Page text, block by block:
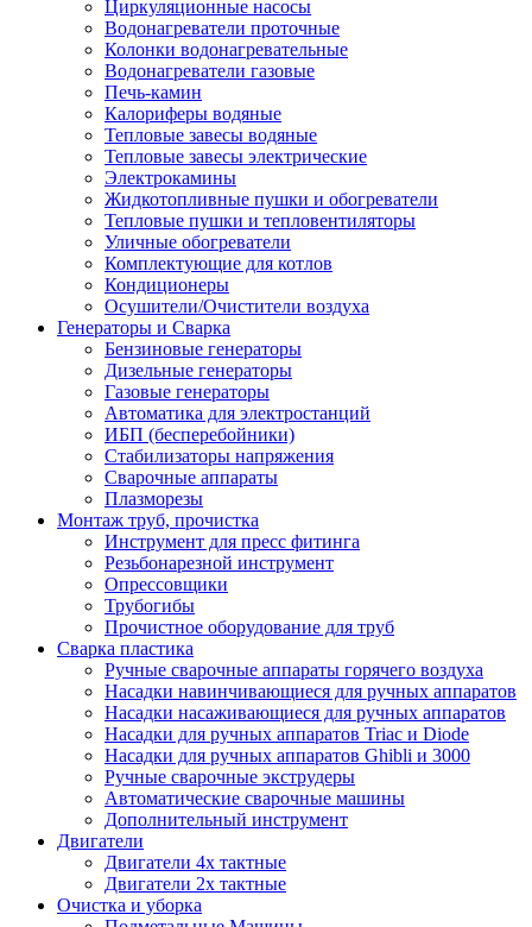
Циркуляционные насосы
Водонагреватели проточные
Колонки водонагревательные
Водонагреватели газовые
Печь-камин
Калориферы водяные
Тепловые завесы водяные
Тепловые завесы электрические
Электрокамины
Жидкотопливные пушки и обогреватели
Тепловые пушки и тепловентиляторы
Уличные обогреватели
Комплектующие для котлов
Кондиционеры
Осушители/Очистители воздуха
Генераторы и Сварка
Бензиновые генераторы
Дизельные генераторы
Газовые генераторы
Автоматика для электростанций
ИБП (бесперебойники)
Стабилизаторы напряжения
Сварочные аппараты
Плазморезы
Монтаж труб, прочистка
Инструмент для пресс фитинга
Резьбонарезной инструмент
Опрессовщики
Трубогибы
Прочистное оборудование для труб
Сварка пластика
Ручные сварочные аппараты горячего воздуха
Насадки навинчивающиеся для ручных аппаратов
Насадки насаживающиеся для ручных аппаратов
Насадки для ручных аппаратов Triac и Diode
Насадки для ручных аппаратов Ghibli и 3000
Ручные сварочные экструдеры
Автоматические сварочные машины
Дополнительный инструмент
Двигатели
Двигатели 4х тактные
Двигатели 2х тактные
Очистка и уборка